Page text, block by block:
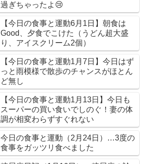
過ぎちゃったよ😢
【今日の食事と運動6月1日】朝食は
Good、夕食でこけた（うどん超大盛
り、アイスクリーム2個）
【今日の食事と運動1月7日】今日はず
っと雨模様で散歩のチャンスがほとん
ど無し
【今日の食事と運動1月13日】今日も
スーパーの買い食いでしのぐ！妻の体
調が相変わらずすぐれない
今日の食事と運動（2月24日）…3度の
食事をガッツリ食べました